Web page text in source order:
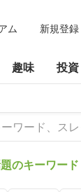
ム 新規登録
趣味 投資
のキーワード